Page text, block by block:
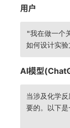
用户
"我在做一个
如何设计实
AI模型
当涉及化学
要的。以下是